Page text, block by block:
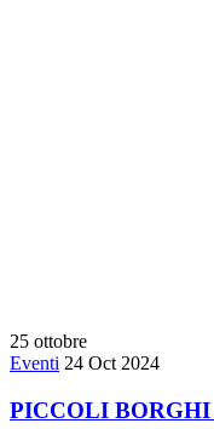
25 ottobre
Eventi 24 Oct 2024
PICCOLI BORGHI